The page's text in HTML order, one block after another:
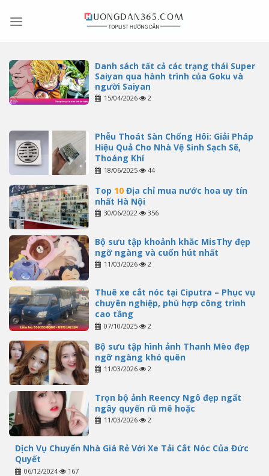
Danh sách tất cả các trạng thái Super
Saiyan qua hành trình của Goku và
người Saiyan
15/04/2026 2
Phễu Thoát Sàn Chống Hôi: Giải Pháp
Hiệu Quả Cho Nhà Vệ Sinh Sạch Sẽ,
Thoáng Khí
18/06/2025 44
Top 10Địa chỉ mua nước hoa uy tín
nhất Hà Nội
30/06/2022 356
Bộ sưu tập khoảnh khắc MisThy đẹp
ngỡ ngàng và cuốn hút nhất
11/03/2026 2
Thuê xe cắt nóc tại Ciputra – Phục vụ
chuyên nghiệp, phù hợp công trình
cao tầng
07/10/2025 2
Bộ sưu tập hình ảnh Thanh Mèo đẹp
ngỡ ngàng khó quên
11/03/2026 2
Trọn bộ ảnh Reency Ngô đẹp ngất
ngây quyến rũ mê hoặc
11/03/2026 2
Dịch Vụ Chuyển Nhà Giá Rẻ Với Xe Tải Cắt Nóc Của Đức
Quyết
06/12/2024 167